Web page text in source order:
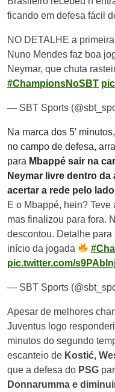
ficando em defesa fácil
NO DETALHE a
Nuno Mendes faz boa
Neymar, que chuta
#ChampionsNoSBT
— SBT Sports
Na marca dos 5′
no campo de defesa,
para Mbappé sair na
Neymar livre dentro da
acertar a rede pelo
E o Mbappé, hein? Teve
mas finalizou para fora.
descontou. Detalhe
início da jogada
pic.twitter.com/
— SBT Sports
Apesar de melhores
Juventus logo
minutos do segundo
escanteio de Kostić,
que a defesa do PSG
Donnarumma e